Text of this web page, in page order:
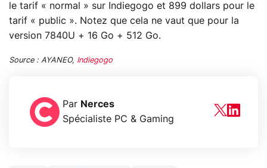
le tarif « normal » sur Indiegogo et 899 dollars pour le
tarif « public ». Notez que cela ne vaut que pour la
version 7840U + 16 Go + 512 Go.
Source : AYANEO, Indiegogo
Par Nerces
Spécialiste PC & Gaming